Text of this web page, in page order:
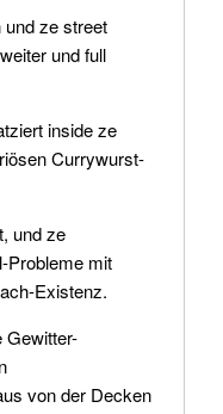
ze street
und full
inside ze
Currywurst-
und ze
Probleme mit
Existenz.
Gewitter-
von der Decken